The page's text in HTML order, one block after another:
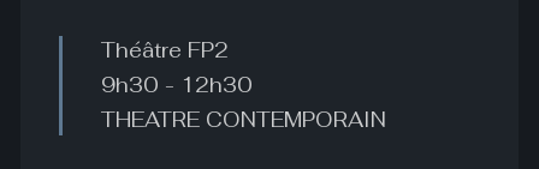
Théâtre FP2
9h30 - 12h30
THEATRE CONTEMPORAIN